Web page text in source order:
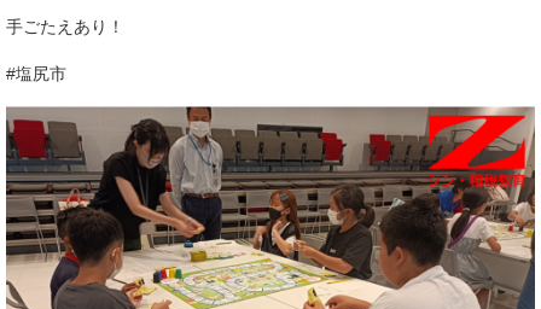
手ごたえあり！
#塩尻市